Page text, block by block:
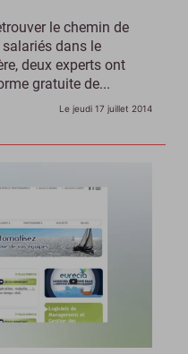
le chemin de
dans le
deux experts ont
gratuite de...
Le jeudi 17 juillet 2014